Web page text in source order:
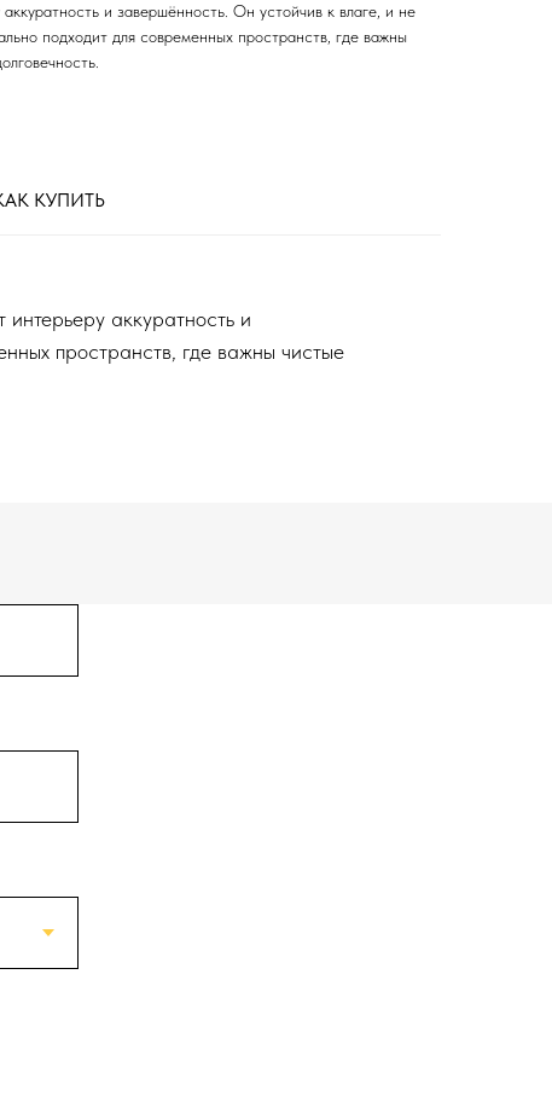
и завершённость. Он устойчив к влаге, и не
подходит для современных пространств, где важны
КУПИТЬ
аккуратность и
пространств, где важны чистые